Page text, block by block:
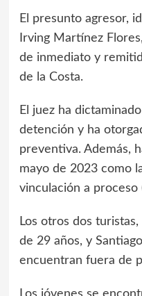
El presunto agresor,
Irving Martínez
de inmediato y
de la Costa.
El juez ha
detención y ha
preventiva. Además,
mayo de 2023 como
vinculación a proceso
Los otros dos
de 29 años, y
encuentran fuera de